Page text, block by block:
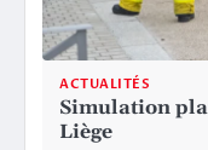
ACTUALITÉS
Simulation
Liège